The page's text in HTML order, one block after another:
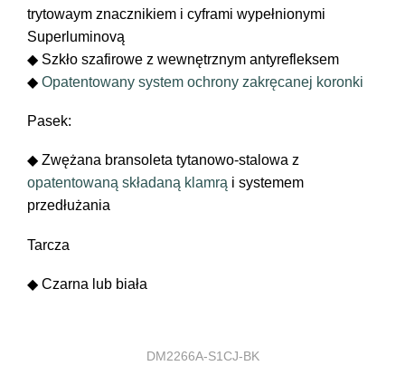
trytowaym znacznikiem i cyframi wypełnionymi
Superluminovą
◆ Szkło szafirowe z wewnętrznym antyrefleksem
◆ Opatentowany system ochrony zakręcanej koronki
Pasek:
◆ Zwężana bransoleta tytanowo-stalowa z
opatentowaną składaną klamrą i systemem
przedłużania
Tarcza
◆ Czarna lub biała
DM2266A-SCJ-BE